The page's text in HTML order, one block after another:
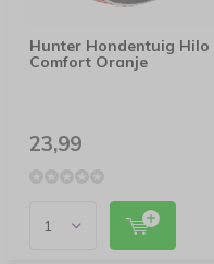
Hunter Hondentuig Hilo
Comfort Oranje
23,99